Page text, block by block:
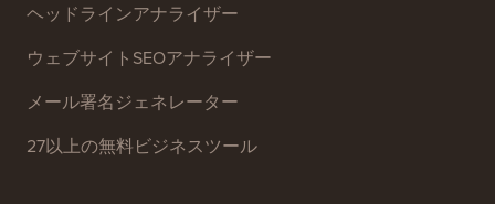
ヘッドラインアナライザー
ウェブサイトSEOアナライザー
メール署名ジェネレーター
27以上の無料ビジネスツール